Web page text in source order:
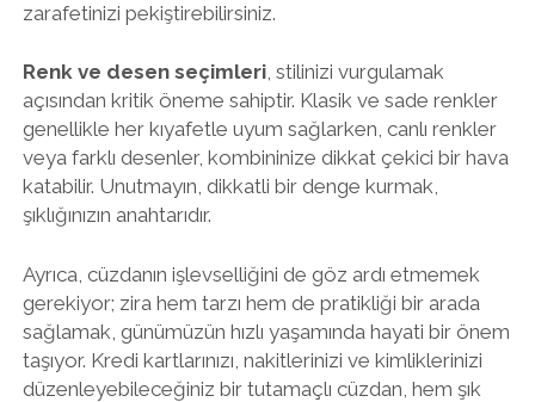
zarafetinizi pekiştirebilirsiniz.
Renk ve desen seçimleri, stilinizi vurgulamak
açısından kritik öneme sahiptir. Klasik ve sade renkler
genellikle her kıyafetle uyum sağlarken, canlı renkler
veya farklı desenler, kombininize dikkat çekici bir hava
katabilir. Unutmayın, dikkatli bir denge kurmak,
şıklığınızın anahtarıdır.
Ayrıca, cüzdanın işlevselliğini de göz ardı etmemek
gerekiyor; zira hem tarzı hem de pratikliği bir arada
sağlamak, günümüzün hızlı yaşamında hayati bir önem
taşıyor. Kredi kartlarınızı, nakitlerinizi ve kimliklerinizi
düzenleyebileceğiniz bir tutamaçlı cüzdan, hem şık